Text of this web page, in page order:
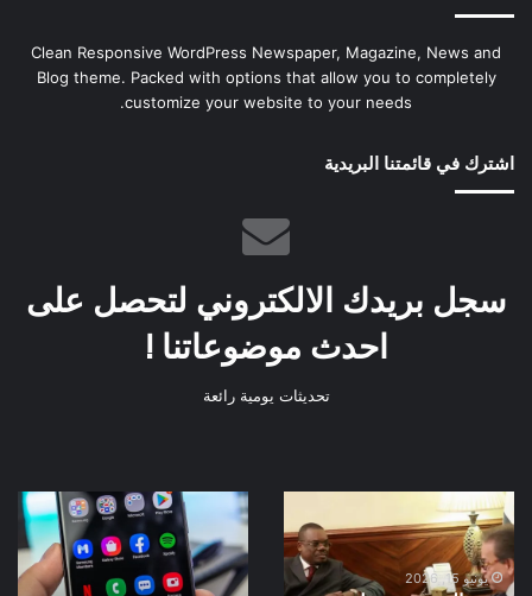
Clean Responsive WordPress Newspaper, Magazine, News and
Blog theme. Packed with options that allow you to completely
customize your website to your needs.
اشترك في قائمتنا البريدية
سجل بريدك الالكتروني لتحصل على
احدث موضوعاتنا !
تحديثات يومية رائعة
وزير
الصحة
يستقبل
مديريونيو 15, 2026
فودافون
واورنج
تطلقان
دقائق